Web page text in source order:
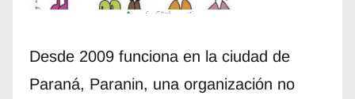
Desde 2009 funciona en la ciudad de
Paraná, Paranin, una organización no